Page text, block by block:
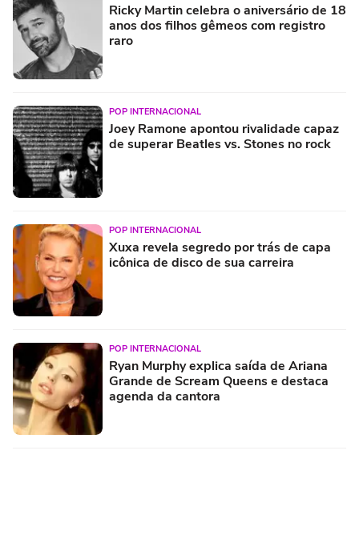
Ricky Martin celebra o aniversário de 18
anos dos filhos gêmeos com registro
raro
POP INTERNACIONAL
Joey Ramone apontou rivalidade capaz
de superar Beatles vs. Stones no rock
POP INTERNACIONAL
Xuxa revela segredo por trás de capa
icônica de disco de sua carreira
POP INTERNACIONAL
Ryan Murphy explica saída de Ariana
Grande de Scream Queens e destaca
agenda da cantora